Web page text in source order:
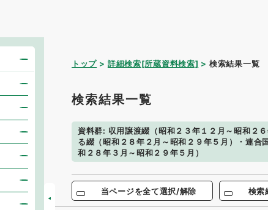
トップ 詳細検索[所蔵資料検索] 検索結果一覧
検索結果一覧
資料群: 収用譲渡綴（昭和２３年１２月～昭和２
る綴（昭和２８年２月～昭和２９年５月）・連合
和２８年３月～昭和２９年５月）
当ページを全て選択/解除 検索